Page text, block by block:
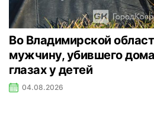
Во Владимирской
мужчину, убившего
глазах у детей
04.08.2026